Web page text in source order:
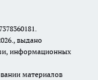
выдано
информационных
материалов